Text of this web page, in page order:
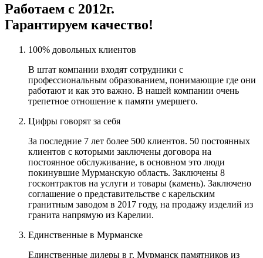
Работаем с 2012г.
Гарантируем качество!
100% довольных клиентов
В штат компании входят сотрудники с
профессиональным образованием, понимающие где они
работают и как это важно. В нашей компании очень
трепетное отношение к памяти умершего.
Цифры говорят за себя
За последние 7 лет более 500 клиентов. 50 постоянных
клиентов с которыми заключены договора на
постоянное обслуживание, в основном это люди
покинувшие Мурманскую область. Заключены 8
госконтрактов на услуги и товары (камень). Заключено
соглашение о представительстве с карельским
гранитным заводом в 2017 году, на продажу изделий из
гранита напрямую из Карелии.
Единственные в Мурманске
Единственные дилеры в г. Мурманск памятников из